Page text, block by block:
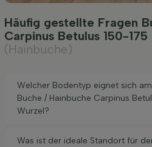
Häufig gestellte Fragen
Carpinus Betulus 150-
(Hainbuche)
Welcher Bodentyp eignet sich
Buche / Hainbuche Carpinus
Wurzel?
Was ist der ideale Standort für